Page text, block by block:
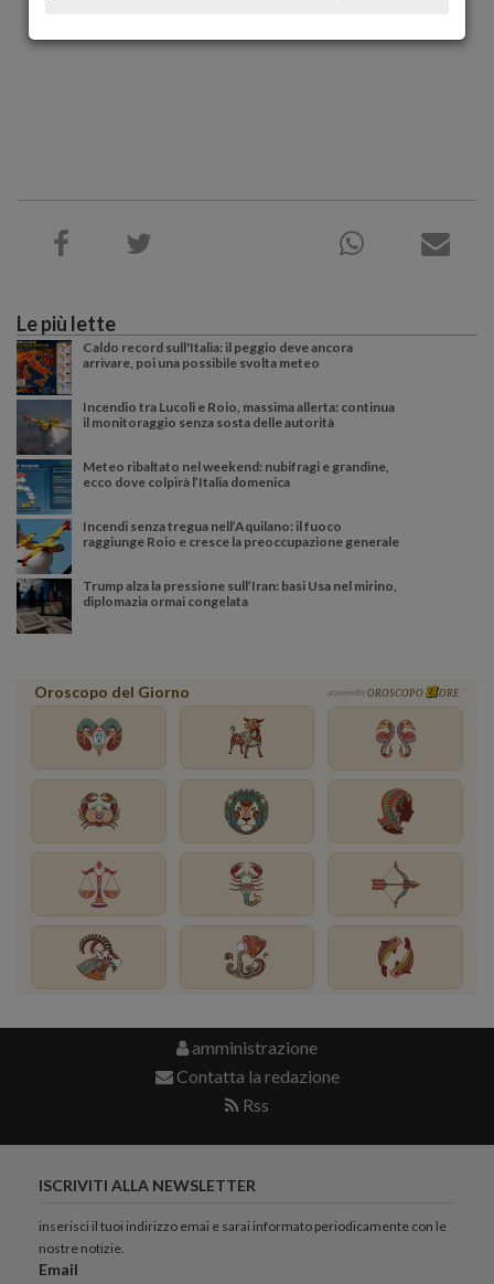
Le più lette
Caldo record sull'Italia: il peggio deve ancora
arrivare, poi una possibile svolta meteo
Incendio tra Lucoli e Roio, massima allerta: continua
il monitoraggio senza sosta delle autorità
Meteo ribaltato nel weekend: nubifragi e grandine,
ecco dove colpirà l’Italia domenica
Incendi senza tregua nell’Aquilano: il fuoco
raggiunge Roio e cresce la preoccupazione generale
Trump alza la pressione sull’Iran: basi Usa nel mirino,
diplomazia ormai congelata
Oroscopo del Giorno powered by OROSCOPO ORE
amministrazione
Contatta la redazione
Rss
ISCRIVITI ALLA NEWSLETTER
inserisci il tuoi indirizzo emai e sarai informato periodicamente con le
nostre notizie.
Email